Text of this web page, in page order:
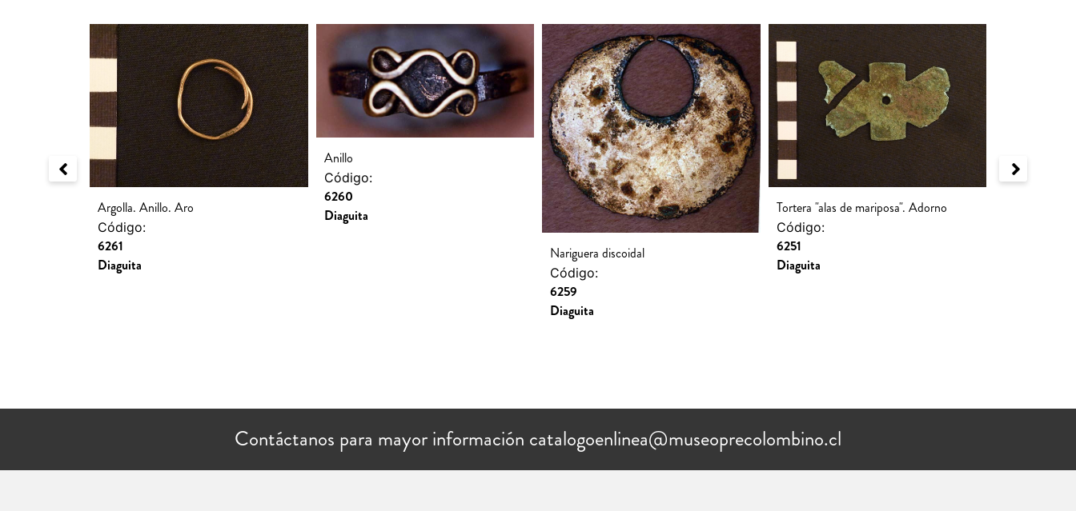
Argolla. Anillo. Aro
Código:
6261
Diaguita
Anillo
Código:
6260
Diaguita
Nariguera discoidal
Código:
6259
Diaguita
Tortera "alas de mariposa". Adorno
Código:
6251
Diaguita
Contáctanos para mayor información catalogoenlinea@museoprecolombino.cl